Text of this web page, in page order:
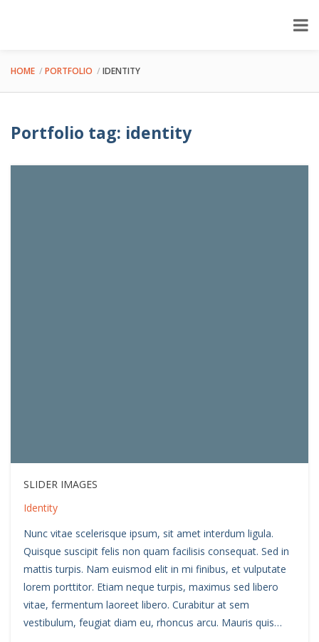
HOME PORTFOLIO IDENTITY
Portfolio tag: identity
SLIDER IMAGES
Identity
Nunc vitae scelerisque ipsum, sit amet interdum ligula.
Quisque suscipit felis non quam facilisis consequat. Sed in
mattis turpis. Nam euismod elit in mi finibus, et vulputate
lorem porttitor. Etiam neque turpis, maximus sed libero
vitae, fermentum laoreet libero. Curabitur at sem
vestibulum, feugiat diam eu, rhoncus arcu. Mauris quis…